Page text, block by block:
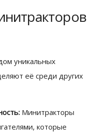
уникальных
её среди других
Минитракторы
которые